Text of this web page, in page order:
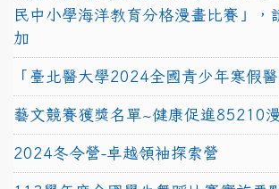
民中小學海洋教育分格漫畫比賽」，
加
「臺北醫大學2024全國青少年寒假醫
藝文競賽獲獎名單~健康促進85210
2024冬令營-卓越領袖探索營